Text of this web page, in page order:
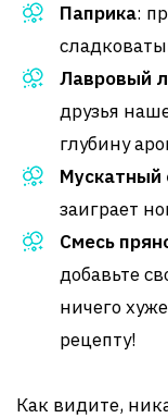
Паприка:
Лавровый
друзья
глубину
Мускатный
заиграет
Смесь
добавьте
ничего
рецепту!
Как видите,